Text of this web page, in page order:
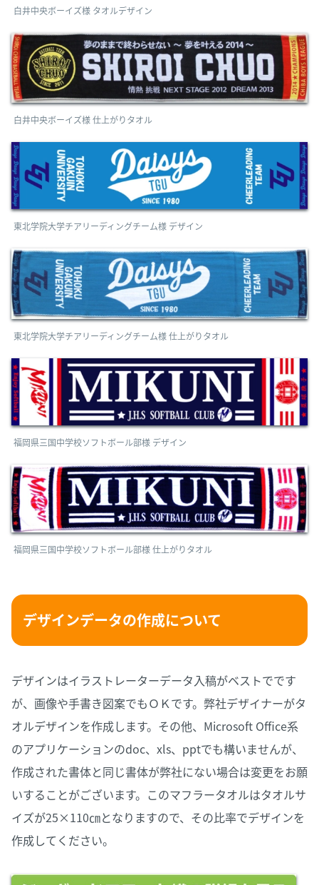
白井中央ボーイズ様 タオルデザイン
白井中央ボーイズ様 仕上がりタオル
東北学院大学チアリーディングチーム様 デザイン
東北学院大学チアリーディングチーム様 仕上がりタオル
福岡県三国中学校ソフトボール部様 デザイン
福岡県三国中学校ソフトボール部様 仕上がりタオル
デザインデータの作成について
デザインはイラストレーターデータ入稿がベストでです
が、画像や手書き図案でもＯＫです。弊社デザイナーがタ
オルデザインを作成します。その他、Microsoft Office系
のアプリケーションのdoc、xls、pptでも構いませんが、
作成された書体と同じ書体が弊社にない場合は変更をお願
いすることがございます。このマフラータオルはタオルサ
イズが25×110㎝となりますので、その比率でデザインを
作成してください。